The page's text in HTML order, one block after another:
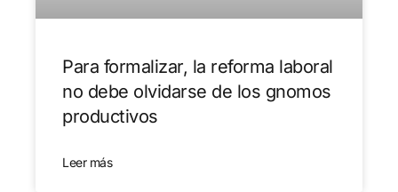
Para formalizar, la reforma laboral
no debe olvidarse de los gnomos
productivos
Leer más